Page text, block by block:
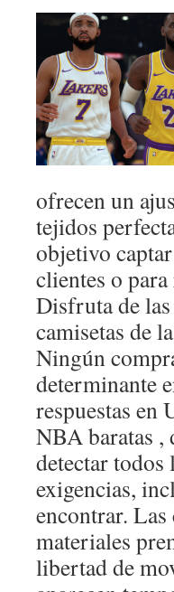
ofrecen un
tejidos
objetivo
clientes o
Disfruta de
camisetas de
Ningún
determinante
respuestas en
NBA baratas
detectar todos
exigencias,
encontrar.
materiales
libertad de